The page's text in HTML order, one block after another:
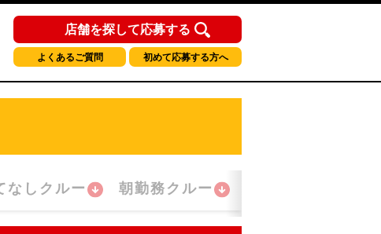
店舗を探して応募する
よくあるご質問 初めて応募する方へ
なしクルー 朝勤務クルー